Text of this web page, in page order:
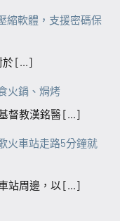
縮軟體，支援密碼保
於 [...]
火鍋、焗烤
督教漢銘醫 [...]
火車站走路5分鐘就
站周邊，以 [...]